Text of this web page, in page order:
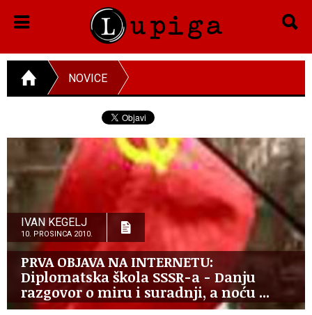
NOVICE
IVAN KEGELJ
10. PROSINCA 2010.
PRVA OBJAVA NA INTERNETU:
Diplomatska škola SSSR-a - Danju
razgovor o miru i suradnji, a noću ...